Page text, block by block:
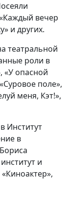
вечер
и других.
театральной
роли в
«У опасной
поле»,
меня, Кэт!»,
Институт
в
и